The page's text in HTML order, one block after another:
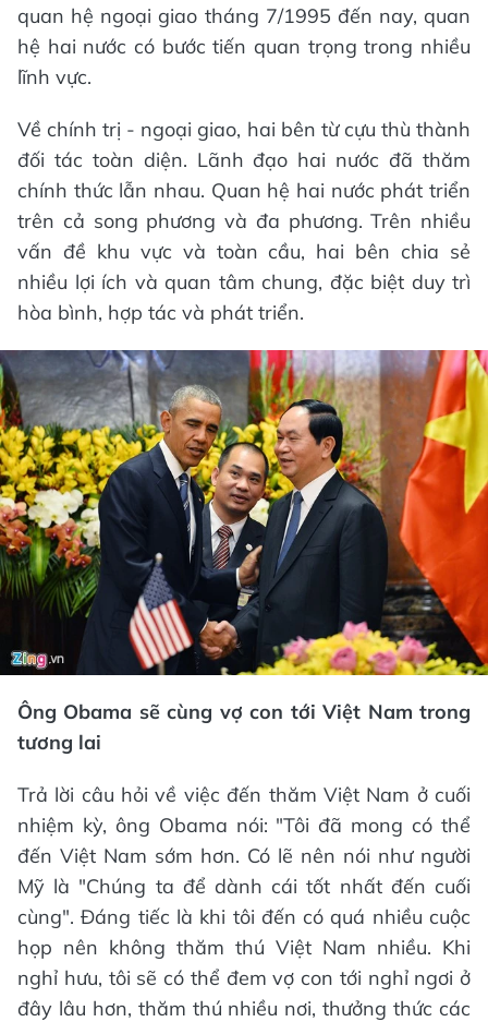
quan hệ ngoại giao tháng 7/1995 đến nay, quan
hệ hai nước có bước tiến quan trọng trong nhiều
lĩnh vực.
Về chính trị - ngoại giao, hai bên từ cựu thù thành
đối tác toàn diện. Lãnh đạo hai nước đã thăm
chính thức lẫn nhau. Quan hệ hai nước phát triển
trên cả song phương và đa phương. Trên nhiều
vấn đề khu vực và toàn cầu, hai bên chia sẻ
nhiều lợi ích và quan tâm chung, đặc biệt duy trì
hòa bình, hợp tác và phát triển.
Ông Obama sẽ cùng vợ con tới Việt Nam trong
tương lai
Trả lời câu hỏi về việc đến thăm Việt Nam ở cuối
nhiệm kỳ, ông Obama nói: "Tôi đã mong có thể
đến Việt Nam sớm hơn. Có lẽ nên nói như người
Mỹ là "Chúng ta để dành cái tốt nhất đến cuối
cùng". Đáng tiếc là khi tôi đến có quá nhiều cuộc
họp nên không thăm thú Việt Nam nhiều. Khi
nghỉ hưu, tôi sẽ có thể đem vợ con tới nghỉ ngơi ở
đây lâu hơn, thăm thú nhiều nơi, thưởng thức các